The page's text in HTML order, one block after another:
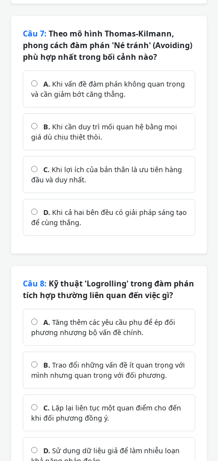
Câu 7: Theo mô hình Thomas-Kilmann,
phong cách đàm phán 'Né tránh' (Avoiding)
phù hợp nhất trong bối cảnh nào?
A. Khi vấn đề đàm phán không quan trọng
và cần giảm bớt căng thẳng.
B. Khi cần duy trì mối quan hệ bằng mọi
giá dù chịu thiệt thòi.
C. Khi lợi ích của bản thân là ưu tiên hàng
đầu và duy nhất.
D. Khi cả hai bên đều có giải pháp sáng tạo
để cùng thắng.
Câu 8: Kỹ thuật 'Logrolling' trong đàm phán
tích hợp thường liên quan đến việc gì?
A. Tăng thêm các yêu cầu phụ để ép đối
phương nhượng bộ vấn đề chính.
B. Trao đổi những vấn đề ít quan trọng với
mình nhưng quan trọng với đối phương.
C. Lặp lại liên tục một quan điểm cho đến
khi đối phương đồng ý.
D. Sử dụng dữ liệu giả để làm nhiễu loạn